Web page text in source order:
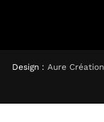
Design : Aure Création